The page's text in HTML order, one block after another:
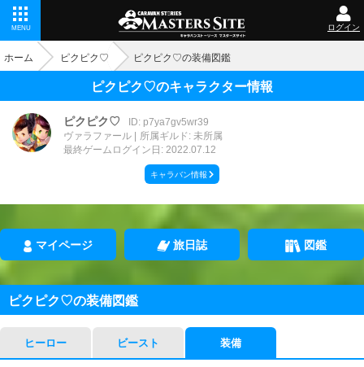
MENU ログイン
ホーム ピクピク♡ ピクピク♡の装備図鑑
ピクピク♡のキャラクター情報
ピクピク♡
ID: p7ya7gv5wr39
ヴァラファール
所属ギルド: 未所属
最終ゲームログイン日: 2022.07.12
キャラバン情報
マイページ 旅日誌 図鑑
ピクピク♡の装備図鑑
ヒーロー ビースト 装備